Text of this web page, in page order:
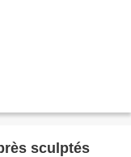
sculptés